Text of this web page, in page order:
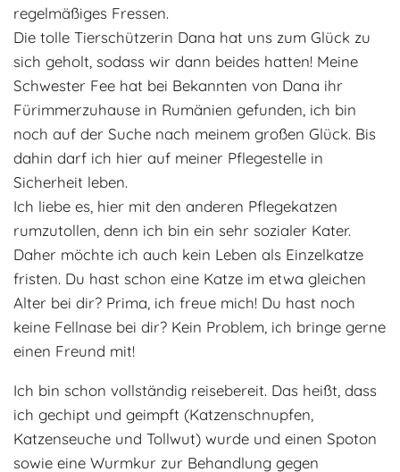
regelmäßiges Fressen.
Die tolle Tierschützerin Dana hat uns zum Glück zu
sich geholt, sodass wir dann beides hatten! Meine
Schwester Fee hat bei Bekannten von Dana ihr
Fürimmerzuhause in Rumänien gefunden, ich bin
noch auf der Suche nach meinem großen Glück. Bis
dahin darf ich hier auf meiner Pflegestelle in
Sicherheit leben.
Ich liebe es, hier mit den anderen Pflegekatzen
rumzutollen, denn ich bin ein sehr sozialer Kater.
Daher möchte ich auch kein Leben als Einzelkatze
fristen. Du hast schon eine Katze im etwa gleichen
Alter bei dir? Prima, ich freue mich! Du hast noch
keine Fellnase bei dir? Kein Problem, ich bringe gerne
einen Freund mit!
Ich bin schon vollständig reisebereit. Das heißt, dass
ich gechipt und geimpft (Katzenschnupfen,
Katzenseuche und Tollwut) wurde und einen Spoton
sowie eine Wurmkur zur Behandlung gegen